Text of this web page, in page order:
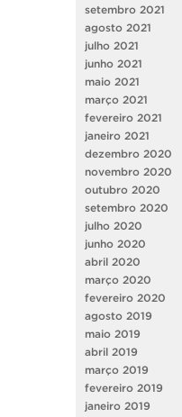
setembro 2021
agosto 2021
julho 2021
junho 2021
maio 2021
março 2021
fevereiro 2021
janeiro 2021
dezembro 2020
novembro 2020
outubro 2020
setembro 2020
julho 2020
junho 2020
abril 2020
março 2020
fevereiro 2020
agosto 2019
maio 2019
abril 2019
março 2019
fevereiro 2019
janeiro 2019